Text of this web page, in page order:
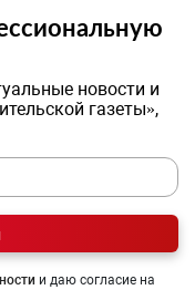
новости и
газеты»,
и даю согласие на